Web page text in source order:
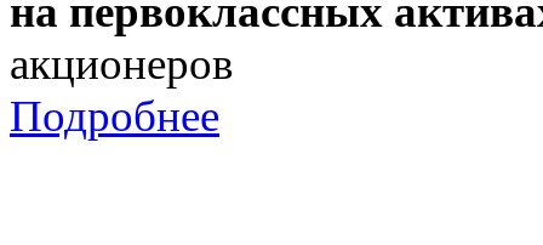
на первоклассных
акционеров
Подробнее